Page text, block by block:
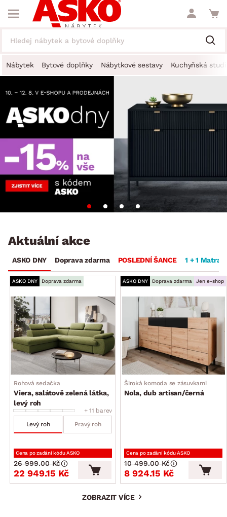
Nábytek Bytové doplňky Nábytkové sestavy Kuchyňská
Aktuální akce
ASKO DNY Doprava zdarma POSLEDNÍ ŠANCE 1 + 1
ASKO DNY Doprava zdarma
Rohová sedačka
Viera, salátově zelená látka,
levý roh
+ 11 barev
Levý roh
Pravý roh
Cena po zadání kódu ASKO
22 949.15 Kč
26 999.00 Kč
ASKO DNY Doprava zdarma Jen e-shop
Široká komoda se zásuvkami
Nola, dub artisan/černá
Cena po zadání kódu ASKO
8 924.15 Kč
10 499.00 Kč
ZOBRAZIT VÍCE